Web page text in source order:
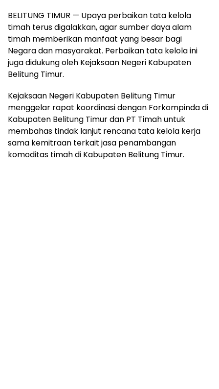
BELITUNG TIMUR — Upaya perbaikan tata kelola
timah terus digalakkan, agar sumber daya alam
timah memberikan manfaat yang besar bagi
Negara dan masyarakat. Perbaikan tata kelola ini
juga didukung oleh Kejaksaan Negeri Kabupaten
Belitung Timur.
Kejaksaan Negeri Kabupaten Belitung Timur
menggelar rapat koordinasi dengan Forkompinda di
Kabupaten Belitung Timur dan PT Timah untuk
membahas tindak lanjut rencana tata kelola kerja
sama kemitraan terkait jasa penambangan
komoditas timah di Kabupaten Belitung Timur.